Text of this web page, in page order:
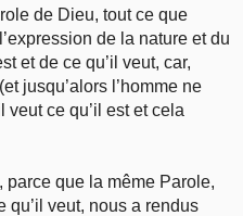
de Dieu, tout ce que
de la nature et du
et de ce qu’il veut, car,
jusqu’alors l’homme ne
ce qu’il est et cela
que la même Parole,
qu’il veut, nous a rendus